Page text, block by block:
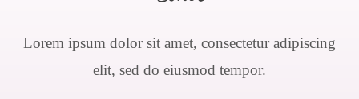
Lorem ipsum dolor sit amet, consectetur adipiscing
elit, sed do eiusmod tempor.